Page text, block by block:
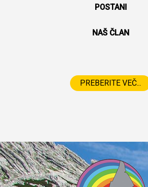
POSTANI
NAŠ ČLAN
PREBERITE VEČ...